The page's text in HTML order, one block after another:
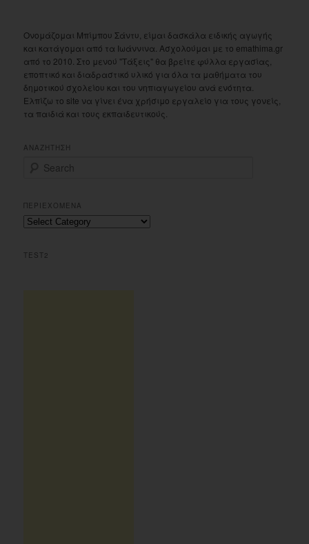
Ονομάζομαι Μπίμπου Σάντυ, είμαι δασκάλα ειδικής αγωγής
και κατάγομαι από τα Ιωάννινα. Ασχολούμαι με το emathima.gr
από το 2010. Στο μενού "Τάξεις" θα βρείτε φύλλα εργασίας,
εποπτικό και διαδραστικό υλικό για όλα τα μαθήματα του
δημοτικού σχολείου και του νηπιαγωγείου ανά ενότητα.
Ελπίζω το site να γίνει ένα χρήσιμο εργαλείο για τους γονείς,
τα παιδιά και τους εκπαιδευτικούς.
ΑΝΑΖΗΤΗΣΗ
r
c
h
ΠΕΡΙΕΧΟΜΕΝΑ
Περιεχομενα
TEST2